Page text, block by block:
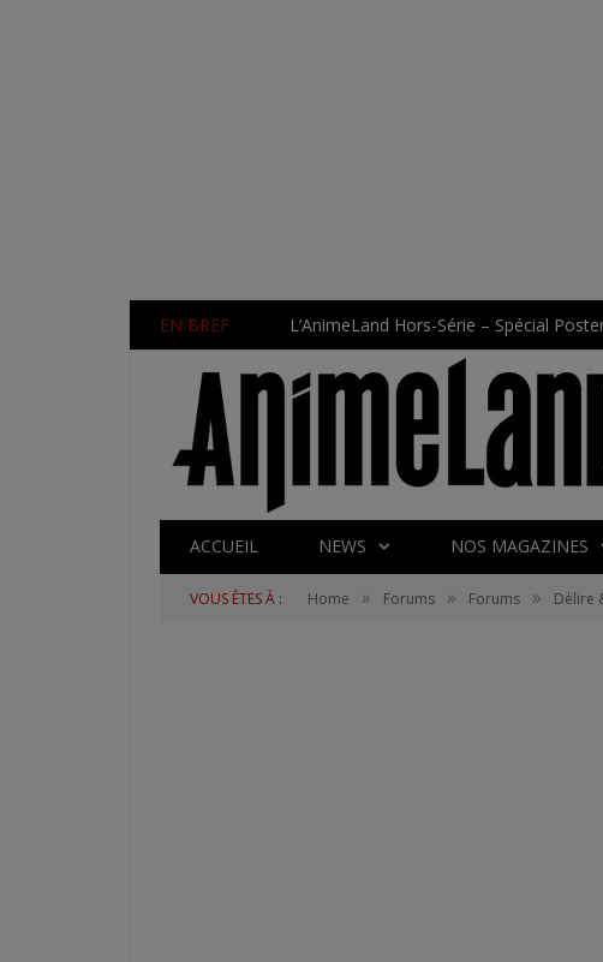
EN BREF L’AnimeLand Hors-Série – Spécial
ACCUEIL NEWS NOS MAGAZINES
VOUS ÊTES À : Home » Forums » Forums » Délire